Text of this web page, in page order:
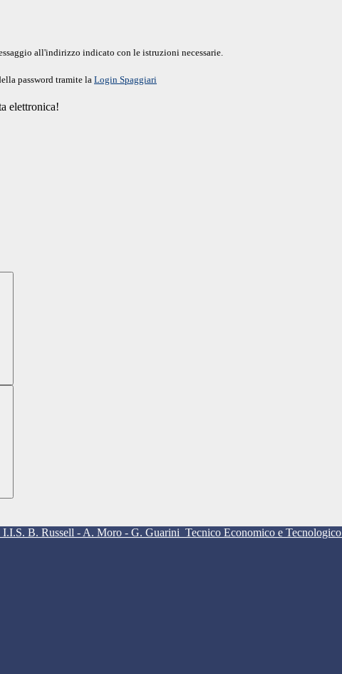
all'indirizzo indicato con le istruzioni necessarie.
password tramite la Login Spaggiari
elettronica!
I.I.S. B. Russell - A. Moro - G. Guarini Tecnico Economico e Tecnologico